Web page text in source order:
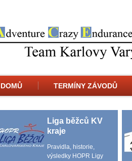
DOMŮ TERMÍNY ZÁVODŮ
Liga běžců KV
kraje
Pravidla, historie,
výsledky HOPR Ligy